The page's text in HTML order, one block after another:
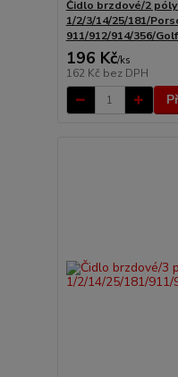
Čidlo brzdové/2
1/2/3/14/25/181/
911/912/914/356/
196 Kč/ks
162 Kč bez DPH